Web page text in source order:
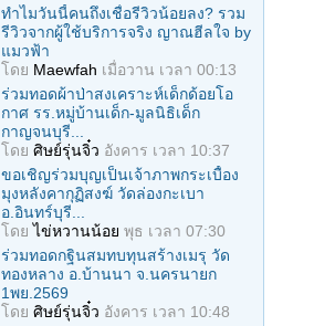
ทำไมวันนี้คนถึงเชื่อรีวิวน้อยลง? รวม
รีวิวจากผู้ใช้บริการจริง ญาณฮีลใจ by
แมวฟ้า
โดย Maewfah เมื่อวาน เวลา 00:13
ร่วมทอดผ้าป่าสงเคราะห์เด็กด้อยโอ
กาศ รร.หมู่บ้านเด็ก-มูลนิธิเด็ก
กาญจนบุรี...
โดย ศิษย์รุ่นจิ๋ว อังคาร เวลา 10:37
ขอเชิญร่วมบุญเป็นเจ้าภาพกระเบื้อง
มุงหลังคากุฏิสงฆ์ วัดล่องกะเบา
อ.อินทร์บุรี...
โดยไข่หวานน้อย พุธ เวลา 07:30
ร่วมทอดกฐินสมทบทุนสร้างเมรุ วัด
ทองหลาง อ.บ้านนา จ.นครนายก
1พย.2569
โดย ศิษย์รุ่นจิ๋ว อังคาร เวลา 10:48